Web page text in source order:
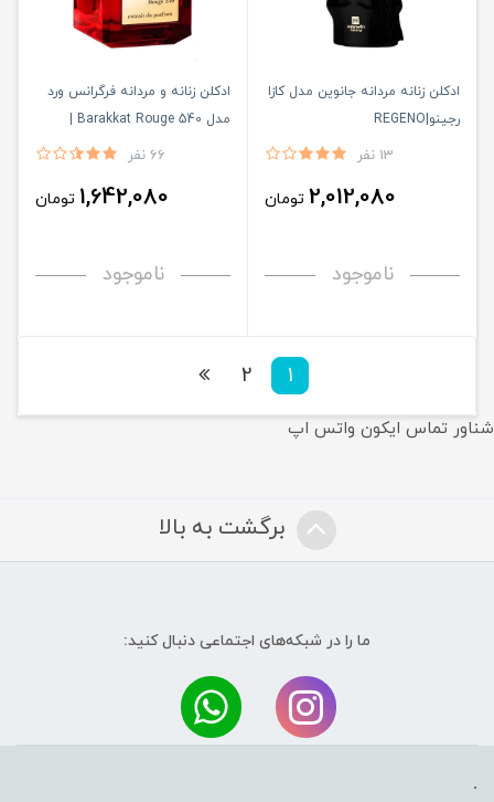
ادكلن زنانه مردانه جانوين مدل كازا
رجينو|REGENO
13 نفر
2,012,080 تومان
ناموجود
ادکلن زنانه و مردانه فرگرانس ورد
مدل Barakkat Rouge 540 |
باراکات رژ قرمز 540
66 نفر
1,642,080 تومان
ناموجود
1
2
شناور تماس ایکون واتس اپ
برگشت به بالا
ما را در شبکه‌های اجتماعی دنبال کنید:
.